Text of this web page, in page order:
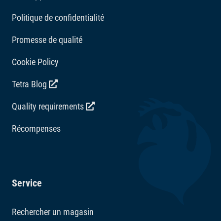
Politique de confidentialité
Promesse de qualité
Cookie Policy
Tetra Blog
Quality requirements
Récompenses
Service
Rechercher un magasin